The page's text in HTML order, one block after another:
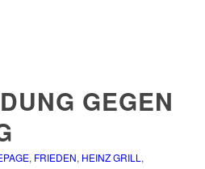
GEGEN
, FRIEDEN, HEINZ GRILL ,